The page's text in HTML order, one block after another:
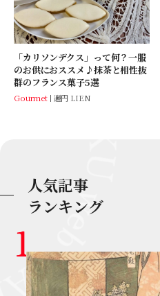
「カリソンデクス」って何？一服
のお供におススメ♪抹茶と相性抜
群のフランス菓子5選
Gourmet 邐円 LIEN
人気記事
ランキング